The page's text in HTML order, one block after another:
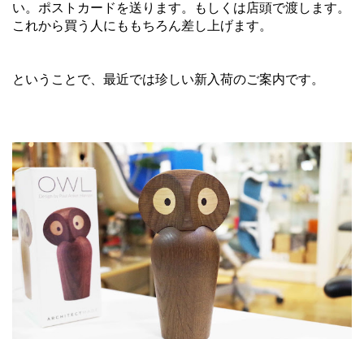
い。ポストカードを送ります。もしくは店頭で渡します。
これから買う人にももちろん差し上げます。
ということで、最近では珍しい新入荷のご案内です。